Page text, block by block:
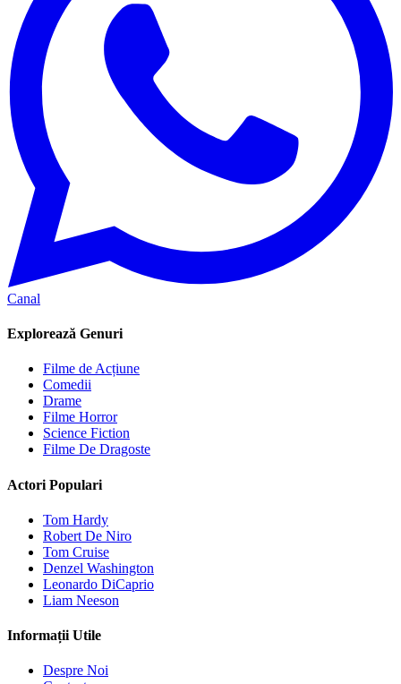
Canal
Explorează Genuri
Filme de Acțiune
Comedii
Drame
Filme Horror
Science Fiction
Filme De Dragoste
Actori Populari
Tom Hardy
Robert De Niro
Tom Cruise
Denzel Washington
Leonardo DiCaprio
Liam Neeson
Informații Utile
Despre Noi